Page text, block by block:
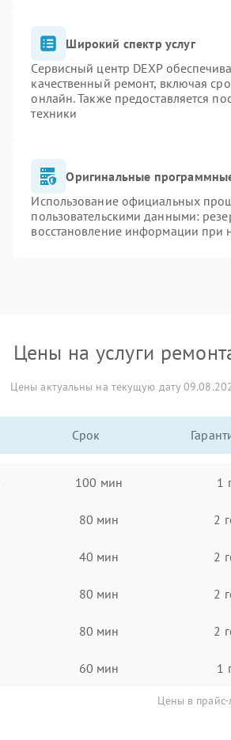
Широкий спектр услуг
Сервисный центр DEXP
качественный ремонт, включая
онлайн. Также предоставляется
техники
Оригинальные
Использование официальных
пользовательскими данными:
восстановление информации при
Цены на услуги
Цены актуальны на текущую дату
Срок
100 мин 1
80 мин 2
40 мин 2
80 мин 2
80 мин 2
60 мин 1
Цены в прайс-